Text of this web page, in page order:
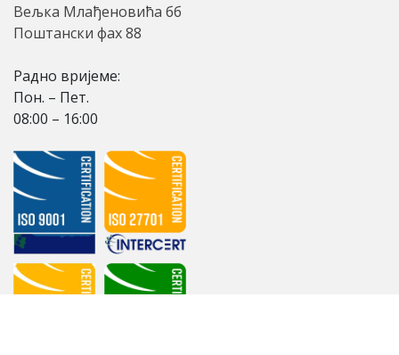
Вељка Млађеновића бб
Поштански фах 88
Радно вријеме:
Пон. – Пет.
08:00 – 16:00